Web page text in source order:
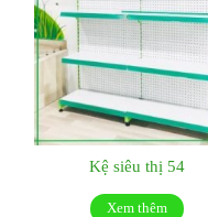
Kệ siêu thị 54
Xem thêm